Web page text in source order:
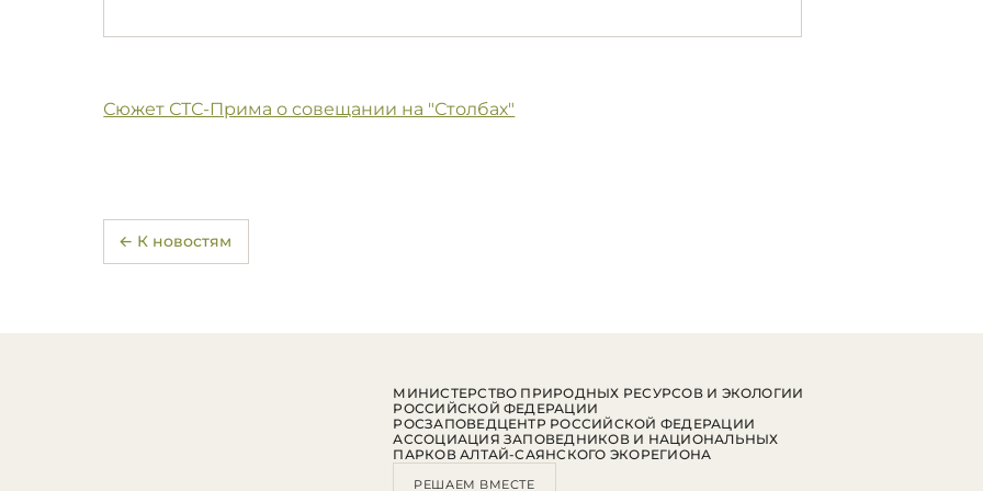
Сюжет СТС-Прима о совещании на "Столбах"
← К новостям
МИНИСТЕРСТВО ПРИРОДНЫХ РЕСУРСОВ И ЭКОЛОГИИ
РОССИЙСКОЙ ФЕДЕРАЦИИ
РОСЗАПОВЕДЦЕНТР РОССИЙСКОЙ ФЕДЕРАЦИИ
АССОЦИАЦИЯ ЗАПОВЕДНИКОВ И НАЦИОНАЛЬНЫХ
ПАРКОВ АЛТАЙ-САЯНСКОГО ЭКОРЕГИОНА
РЕШАЕМ ВМЕСТЕ